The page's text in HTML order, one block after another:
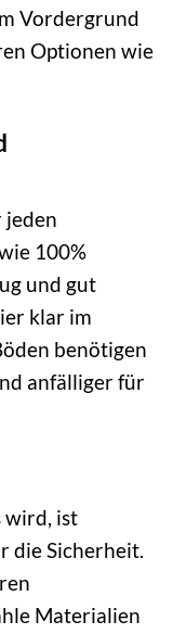
Vordergrund
Optionen wie
jeden
100%
und gut
klar im
benötigen
anfälliger für
wird, ist
die Sicherheit.
Materialien